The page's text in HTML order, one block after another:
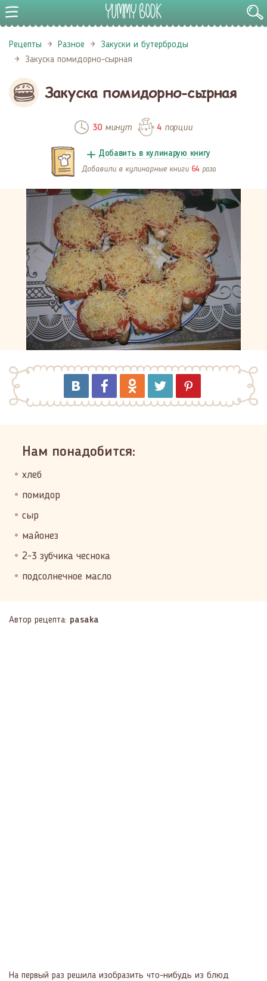
Рецепты Разное
Закуски и бутерброды
Закуска помидорно-сырная
Закуска помидорно-сырная
30минут 4порции
Добавить в кулинарую книгу
Добавили в кулинарные книги 64 раза
Нам понадобится:
хлеб
помидор
сыр
майонез
2-3 зубчика чеснока
подсолнечное масло
Автор рецепта: pasaka
На первый раз решила изобразить что-нибудь из блюд